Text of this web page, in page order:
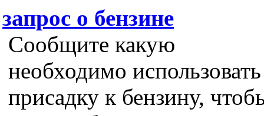
запрос о бензине
Сообщите какую
необходимо использовать
присадку к бензину,